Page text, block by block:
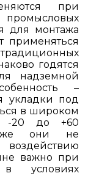
при
для монтажа
применяться
годятся
надземной
–
укладки под
в широком
-20 до +60
они не
важно при
условиях